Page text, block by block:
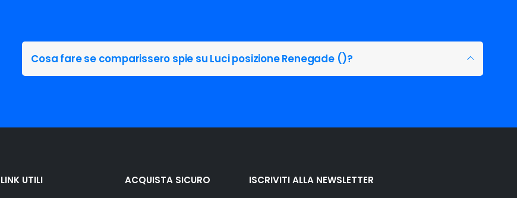
Cosa fare se comparissero spie su Luci posizione Renegade ()?
LINK UTILI ACQUISTA SICURO ISCRIVITI ALLA NEWSLETTER